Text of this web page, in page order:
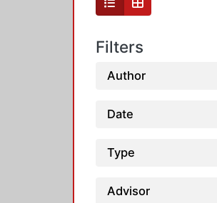
Filters
Author
Date
Type
Advisor